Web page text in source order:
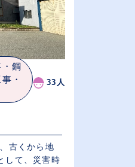
鋼
・
33人
古くから地
して、災害時